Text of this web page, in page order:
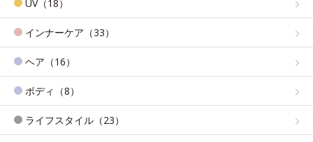
UV（18）
インナーケア（33）
ヘア（16）
ボディ（8）
ライフスタイル（23）